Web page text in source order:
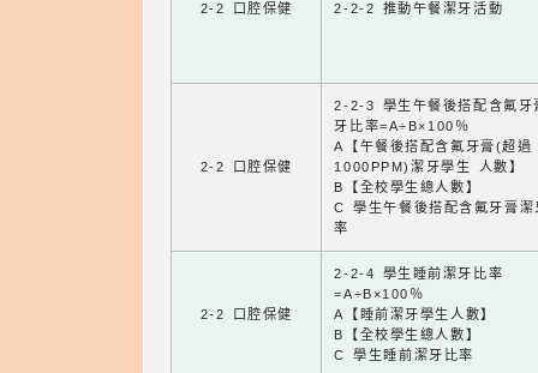
2-2 口腔保健 2-2-2 推動午餐潔牙活動
2-2 口腔保健
2-2-3 學生午餐後搭配含氟牙
牙比率=A÷B×100％
A【午餐後搭配含氟牙膏(超過
1000PPM)潔牙學生 人數】
B【全校學生總人數】
C 學生午餐後搭配含氟牙膏潔
率
2-2 口腔保健
2-2-4 學生睡前潔牙比率
=A÷B×100％
A【睡前潔牙學生人數】
B【全校學生總人數】
C 學生睡前潔牙比率